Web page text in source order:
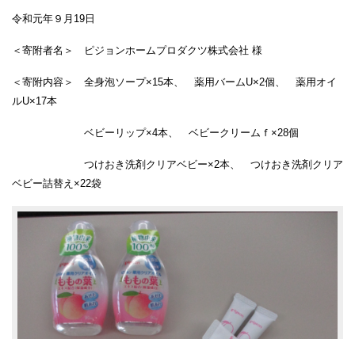
令和元年９月19日
＜寄附者名＞ ピジョンホームプロダクツ株式会社 様
＜寄附内容＞ 全身泡ソープ×15本、 薬用バームU×2個、 薬用オイ
ルU×17本
ベビーリップ×4本、 ベビークリームｆ×28個
つけおき洗剤クリアベビー×2本、 つけおき洗剤クリア
ベビー詰替え×22袋